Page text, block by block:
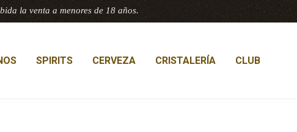
la venta a menores de 18 años.
SPIRITS CERVEZA CRISTALERÍA CLUB